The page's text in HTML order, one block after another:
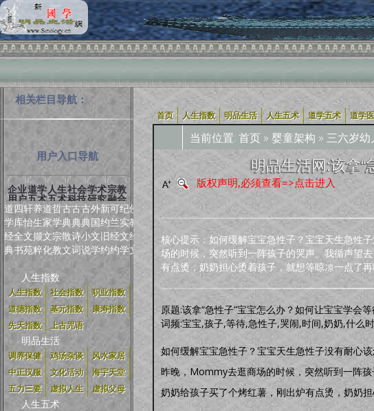
相关栏目导航：
用户入口导航
企业
用户
道学
五术
人生
五术
社会
科技
学术
研究
宗教
融合
道
学
经
典
四
库
全
书
轩
怡
文
苑
养
生
撷
粹
道
家
文
化
哲
学
宗
教
古
典
散
文
古
典
诗
词
古
典
小
说
外
国
文
学
新
约
旧
约
可
兰
经
约
纪
实
文
学
佛
教
经
文
人生指数
人生指数 社会指数
职业指数
道德指数
基元指数
康寿指数
先天指数
上古咒语
明品生活
调养保健 鸡汤杂谈
风水家居
中正汉服
文化活动
海宇天堂
五力三要
虚拟人生 虚拟父母
人生五术
首页 人生指数 明品生活 人生五术 道学五术 道学
当前位置: 首页 » 婴童架构 » 三六岁幼
明品生活网:该拿“
版权声明,必须查看=>点击进入
核心提示：如何缓解宝宝急性子？宝宝天生急性
场的时候，突然听到一阵孩子的哭声。我循声望
有点烫，奶奶担心烫着孩子，就想等晾凉一点了
原题:该拿“急性子”宝宝怎么办？如何让宝宝学会等
词频:宝宝,孩子,等待,急性子,哭闹,时间,奶奶,什么
如何缓解宝宝急性子？宝宝天生急性子没有耐心
昨晚，Mommy去逛商场的时候，突然听到一阵
奶奶给孩子买了个烤红薯，刚出炉有点烫，奶奶